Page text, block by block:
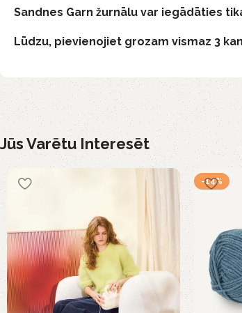
Sandnes Garn žurnālu var iegādāties
Lūdzu, pievienojiet grozam vismaz 3
Jūs Varētu Interesēt
-14%